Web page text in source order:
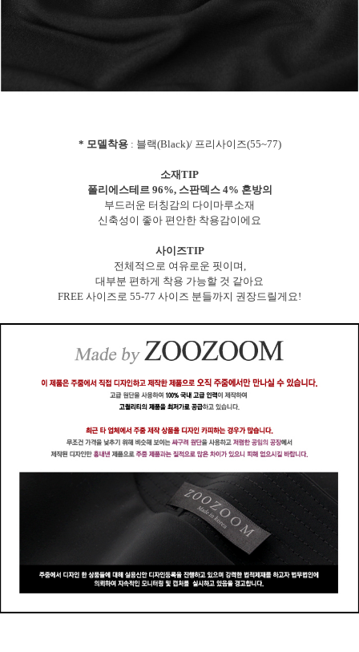
* 모델착용: 블랙(Black)/ 프리사이즈(55~77)
소재TIP
폴리에스테르 96%, 스판덱스 4% 혼방의
부드러운 터칭감의 다이마루소재
신축성이 좋아 편안한 착용감이에요
사이즈TIP
전체적으로 여유로운 핏이며,
대부분 편하게 착용 가능할 것 같아요
FREE 사이즈로 55-77 사이즈 분들까지 권장드릴게요!